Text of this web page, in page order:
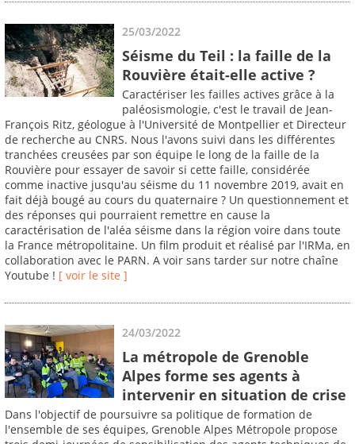
25/03/2022
Séisme du Teil : la faille de la
Rouvière était-elle active ?
Caractériser les failles actives grâce à la
paléosismologie, c'est le travail de Jean-
François Ritz, géologue à l'Université de Montpellier et Directeur
de recherche au CNRS. Nous l'avons suivi dans les différentes
tranchées creusées par son équipe le long de la faille de la
Rouvière pour essayer de savoir si cette faille, considérée
comme inactive jusqu'au séisme du 11 novembre 2019, avait en
fait déjà bougé au cours du quaternaire ? Un questionnement et
des réponses qui pourraient remettre en cause la
caractérisation de l'aléa séisme dans la région voire dans toute
la France métropolitaine. Un film produit et réalisé par l'IRMa, en
collaboration avec le PARN. A voir sans tarder sur notre chaîne
Youtube ! [ voir le site ]
24/03/2022
La métropole de Grenoble
Alpes forme ses agents à
intervenir en situation de crise
Dans l'objectif de poursuivre sa politique de formation de
l'ensemble de ses équipes, Grenoble Alpes Métropole propose